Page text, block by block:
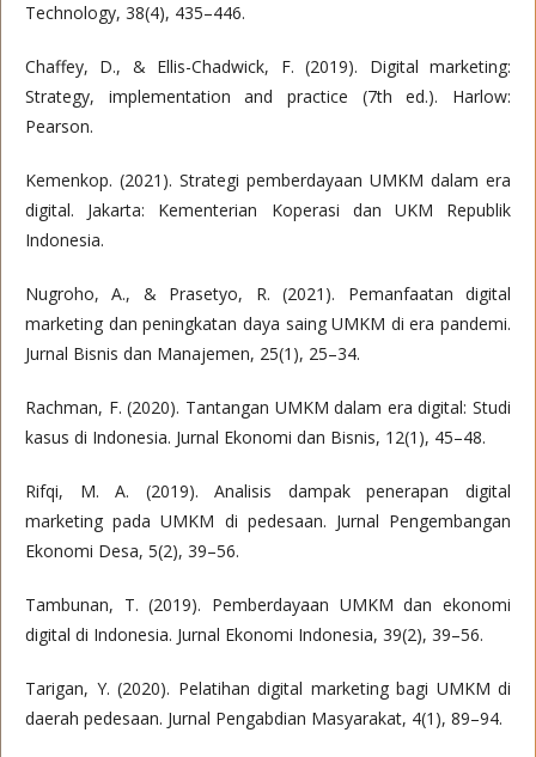
Technology, 38(4), 435–446.
Chaffey, D., & Ellis-Chadwick, F. (2019). Digital marketing:
Strategy, implementation and practice (7th ed.). Harlow:
Pearson.
Kemenkop. (2021). Strategi pemberdayaan UMKM dalam era
digital. Jakarta: Kementerian Koperasi dan UKM Republik
Indonesia.
Nugroho, A., & Prasetyo, R. (2021). Pemanfaatan digital
marketing dan peningkatan daya saing UMKM di era pandemi.
Jurnal Bisnis dan Manajemen, 25(1), 25–34.
Rachman, F. (2020). Tantangan UMKM dalam era digital: Studi
kasus di Indonesia. Jurnal Ekonomi dan Bisnis, 12(1), 45–48.
Rifqi, M. A. (2019). Analisis dampak penerapan digital
marketing pada UMKM di pedesaan. Jurnal Pengembangan
Ekonomi Desa, 5(2), 39–56.
Tambunan, T. (2019). Pemberdayaan UMKM dan ekonomi
digital di Indonesia. Jurnal Ekonomi Indonesia, 39(2), 39–56.
Tarigan, Y. (2020). Pelatihan digital marketing bagi UMKM di
daerah pedesaan. Jurnal Pengabdian Masyarakat, 4(1), 89–94.